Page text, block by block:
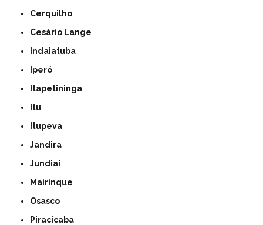
Cerquilho
Cesário Lange
Indaiatuba
Iperó
Itapetininga
Itu
Itupeva
Jandira
Jundiaí
Mairinque
Osasco
Piracicaba